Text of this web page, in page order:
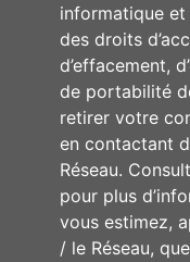
informatique
des droits
d’effacement,
de portabilité
retirer votre
en contactant
Réseau.
pour plus
vous estimez,
/ le Réseau,